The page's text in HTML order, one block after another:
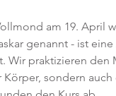
genannt - ist
Wir praktizieren
sondern